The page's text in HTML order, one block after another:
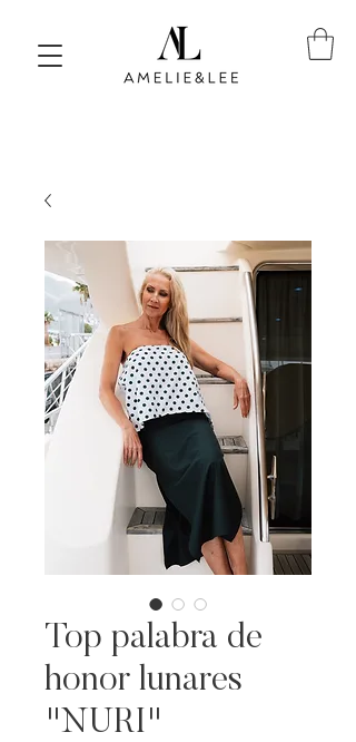
Top palabra de
honor lunares
"NURI"